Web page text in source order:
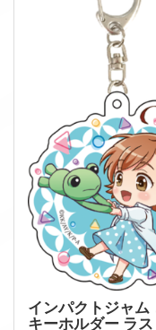
インパクトジャム
キーホルダー ラ